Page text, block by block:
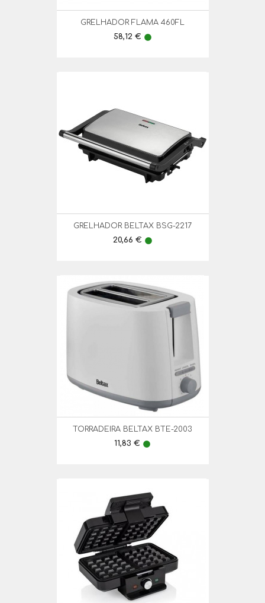
GRELHADOR FLAMA 460FL
Preço
58,12 € lens
GRELHADOR BELTAX BSG-2217
Preço
20,66 € lens
TORRADEIRA BELTAX BTE-2003
Preço
11,83 € lens